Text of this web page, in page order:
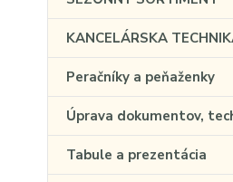
KANCELÁRSKA
Peračníky a peňaženky
Úprava dokumentov,
Tabule a prezentácia